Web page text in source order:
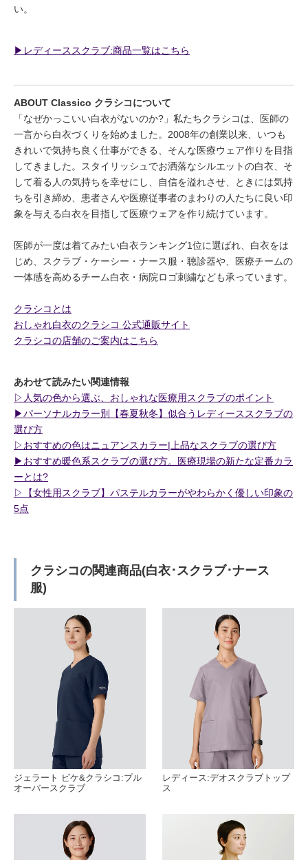
い。
▶︎レディーススクラブ:商品一覧はこちら
ABOUT Classico クラシコについて
「なぜかっこいい白衣がないのか?」私たちクラシコは、医師の
一言から白衣づくりを始めました。2008年の創業以来、いつも
きれいで気持ち良く仕事ができる、そんな医療ウェア作りを目指
してきました。スタイリッシュでお洒落なシルエットの白衣、そ
して着る人の気持ちを幸せにし、自信を溢れさせ、ときには気持
ちを引き締め、患者さんや医療従事者のまわりの人たちに良い印
象を与える白衣を目指して医療ウェアを作り続けています。
医師が一度は着てみたい白衣ランキング1位に選ばれ、白衣をは
じめ、スクラブ・ケーシー・ナース服・聴診器や、医療チームの
一体感を高めるチーム白衣・病院ロゴ刺繍なども承っています。
クラシコとは
おしゃれ白衣のクラシコ 公式通販サイト
クラシコの店舗のご案内はこちら
あわせて読みたい関連情報
▷人気の色から選ぶ、おしゃれな医療用スクラブのポイント
▶︎パーソナルカラー別【春夏秋冬】似合うレディーススクラブの
選び方
▷おすすめの色はニュアンスカラー|上品なスクラブの選び方
▶︎おすすめ暖色系スクラブの選び方。医療現場の新たな定番カラ
ーとは?
▷【女性用スクラブ】パステルカラーがやわらかく優しい印象の
5点
クラシコの関連商品(白衣･スクラブ･ナース
服)
ジェラート ピケ&クラシコ:プル
オーバースクラブ
レディース:デオスクラブトップ
ス